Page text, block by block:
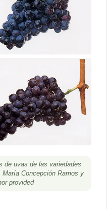
de uvas de las variedades
Concepción Ramos y
provided